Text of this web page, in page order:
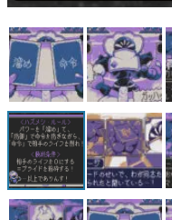
マンガ
女性向け
アプリレビュー
その他
電ファミニコゲーマーと
運営：株式会社マレ